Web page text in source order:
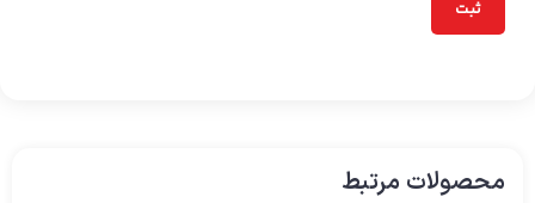
محصولات مرتبط